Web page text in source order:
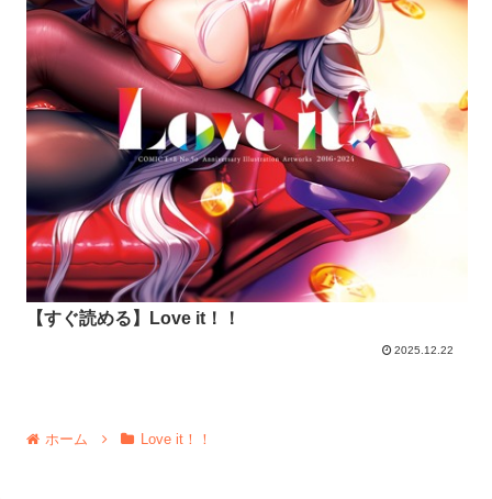
【すぐ読める】Love it！！
2025.12.22
ホーム Love it！！